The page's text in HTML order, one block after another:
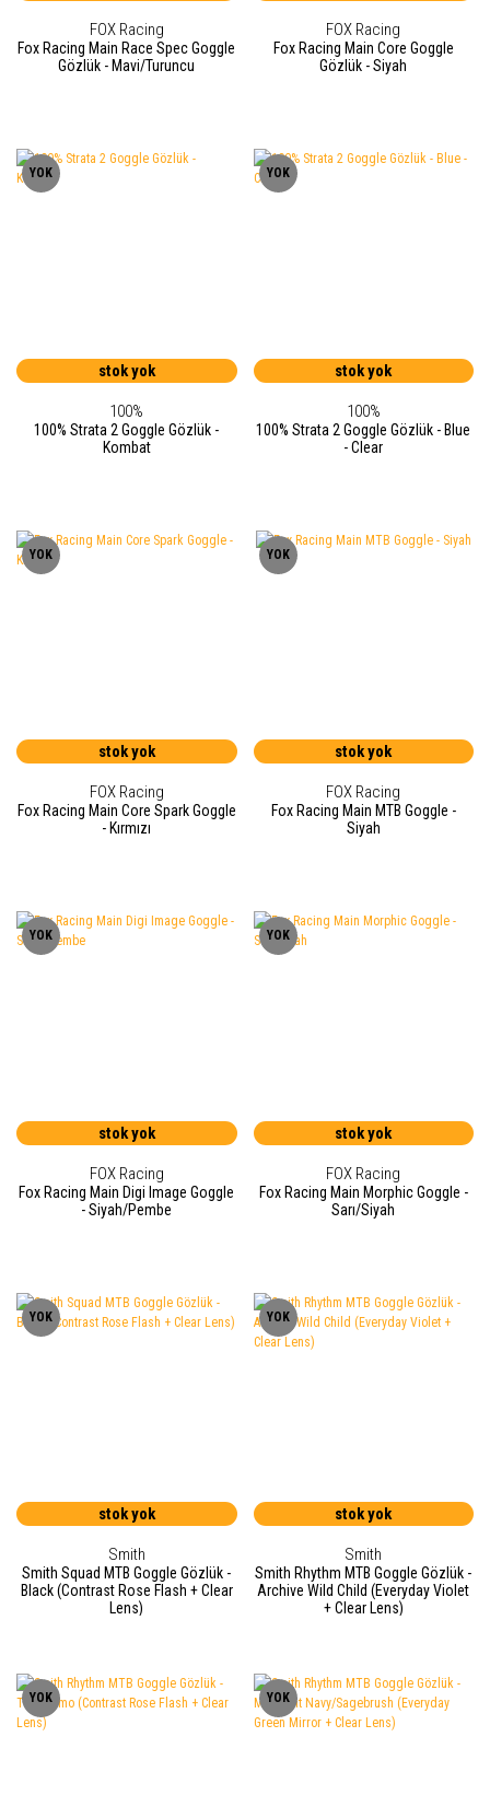
FOX Racing
Fox Racing Main Race Spec Goggle
Gözlük - Mavi/Turuncu
FOX Racing
Fox Racing Main Core Goggle
Gözlük - Siyah
YOK
stok yok
100%
100% Strata 2 Goggle Gözlük -
Kombat
YOK
stok yok
100%
100% Strata 2 Goggle Gözlük - Blue
- Clear
YOK
stok yok
FOX Racing
Fox Racing Main Core Spark Goggle
- Kırmızı
YOK
stok yok
FOX Racing
Fox Racing Main MTB Goggle -
Siyah
YOK
stok yok
FOX Racing
Fox Racing Main Digi Image Goggle
- Siyah/Pembe
YOK
stok yok
FOX Racing
Fox Racing Main Morphic Goggle -
Sarı/Siyah
YOK
stok yok
Smith
Smith Squad MTB Goggle Gözlük -
Black (Contrast Rose Flash + Clear
Lens)
YOK
stok yok
Smith
Smith Rhythm MTB Goggle Gözlük -
Archive Wild Child (Everyday Violet
+ Clear Lens)
YOK YOK